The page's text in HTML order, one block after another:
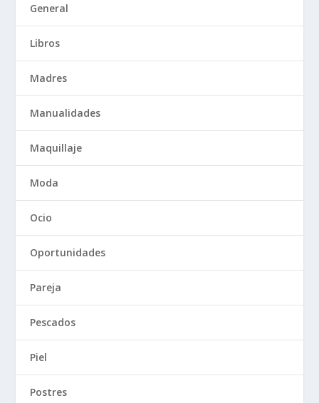
General
Libros
Madres
Manualidades
Maquillaje
Moda
Ocio
Oportunidades
Pareja
Pescados
Piel
Postres